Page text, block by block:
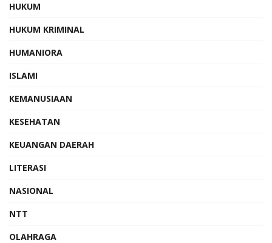
HUKUM
HUKUM KRIMINAL
HUMANIORA
ISLAMI
KEMANUSIAAN
KESEHATAN
KEUANGAN DAERAH
LITERASI
NASIONAL
NTT
OLAHRAGA